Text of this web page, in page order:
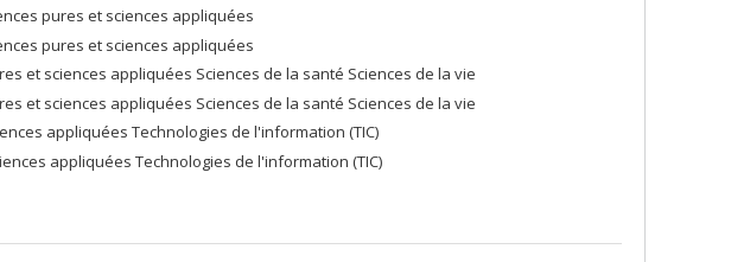
pures et sciences appliquées
pures et sciences appliquées
et sciences appliquées Sciences de la santé Sciences de la vie
et sciences appliquées Sciences de la santé Sciences de la vie
appliquées Technologies de l'information (TIC)
appliquées Technologies de l'information (TIC)